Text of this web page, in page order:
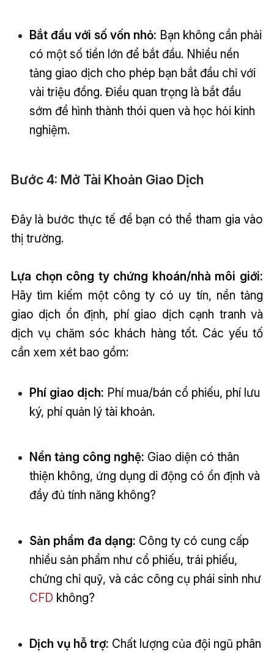
Bắt đầu với số vốn nhỏ: Bạn không cần phải
có một số tiền lớn để bắt đầu. Nhiều nền
tảng giao dịch cho phép bạn bắt đầu chỉ với
vài triệu đồng. Điều quan trọng là bắt đầu
sớm để hình thành thói quen và học hỏi kinh
nghiệm.
Bước 4: Mở Tài Khoản Giao Dịch
Đây là bước thực tế để bạn có thể tham gia vào
thị trường.
Lựa chọn công ty chứng khoán/nhà môi giới:
Hãy tìm kiếm một công ty có uy tín, nền tảng
giao dịch ổn định, phí giao dịch cạnh tranh và
dịch vụ chăm sóc khách hàng tốt. Các yếu tố
cần xem xét bao gồm:
Phí giao dịch: Phí mua/bán cổ phiếu, phí lưu
ký, phí quản lý tài khoản.
Nền tảng công nghệ: Giao diện có thân
thiện không, ứng dụng di động có ổn định và
đầy đủ tính năng không?
Sản phẩm đa dạng: Công ty có cung cấp
nhiều sản phẩm như cổ phiếu, trái phiếu,
chứng chỉ quỹ, và các công cụ phái sinh như
CFD không?
Dịch vụ hỗ trợ: Chất lượng của đội ngũ phân